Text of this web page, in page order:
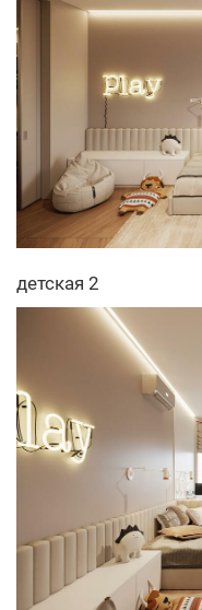
детская 2